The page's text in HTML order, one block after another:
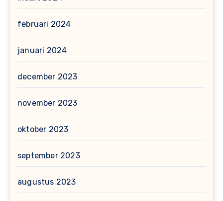
februari 2024
januari 2024
december 2023
november 2023
oktober 2023
september 2023
augustus 2023